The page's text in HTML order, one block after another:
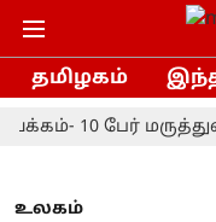
தமிழகம்
10 பேர்
உலகம்